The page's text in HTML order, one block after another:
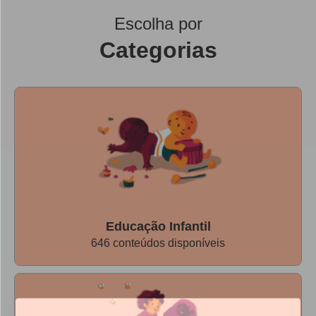
investigação é a base do trabalho de um cientista.
Nessa atividade, as crianças criam um foguete de bexiga
que, ao liberar o ar, desliza por uma linha de barbante. O
conceitos básicos de Física e facilita a compreensão de
como um foguete é lançado para o espaço.
Escolha por
Categorias
Educação Infantil
646 conteúdos disponíveis